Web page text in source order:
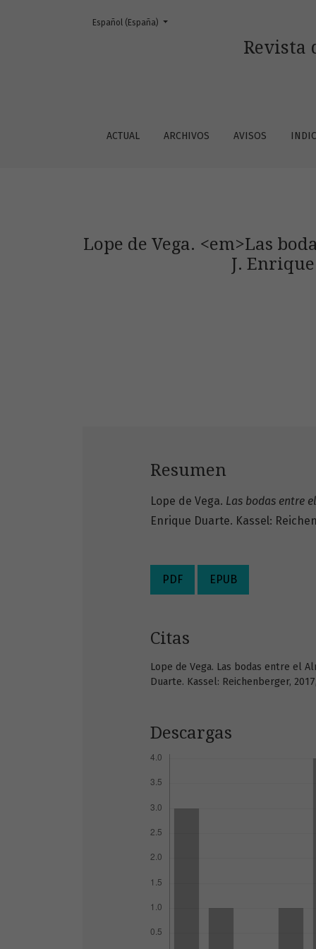
Lope de Vega. &lt;em&gt;Las bodas entre
Revista
ACTUAL ARCHIVOS AVISOS
Cambiar el idioma. El actual es:
Español (España)
Lope de Vega. <em>Las
J.
Resumen
Lope de Vega. Las bodas entre
Enrique Duarte. Kassel:
PDF EPUB
Citas
Lope de Vega. Las bodas entre el
Duarte. Kassel: Reichenberger,
Descargas